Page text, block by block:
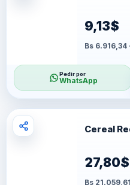
9,13$
Bs 6.916,34
Pedir por
WhatsApp
Cereal
27,80$
Bs